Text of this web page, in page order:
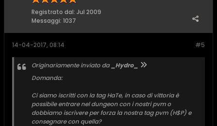
Registrato dal: Jul 2009
Messaggi: 1037
#5
14-04-2017, 08:14
Originariamente inviato da
_Hydro_
Domanda:
Ci siamo iscritti con la tag HaTe, in caso di vittoria è
possibile entrare nel dungeon con i nostri pvm o
dobbiamo iscrivere per forza la nostra tag pvm (H$P) e
consegnare con quella?